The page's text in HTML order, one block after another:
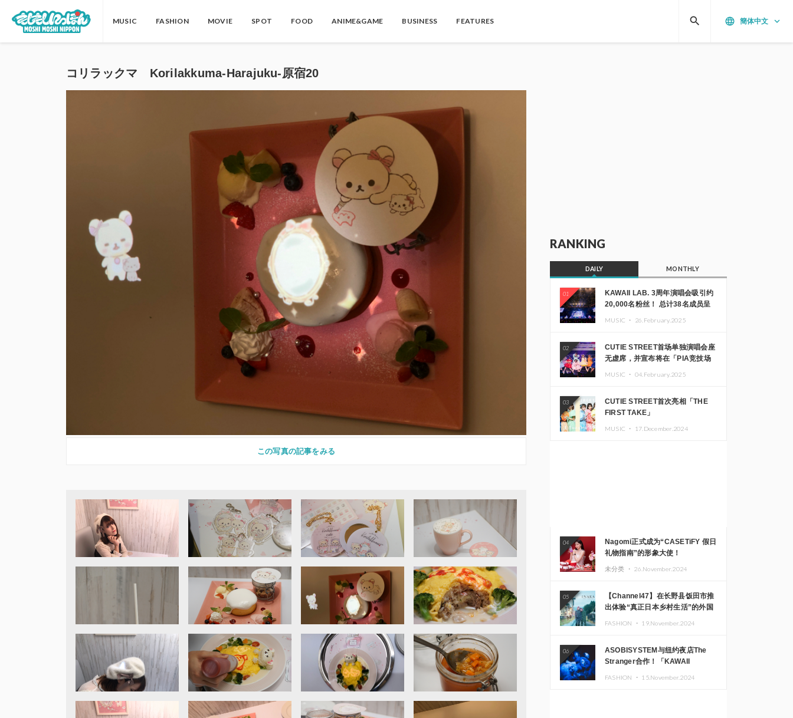
MUSIC FASHION MOVIE SPOT FOOD ANIME&GAME BUSINESS FEATURES language 簡体中文 keyboard_arrow_down
search
コリラックマ Korilakkuma-Harajuku-原宿20
この写真の記事をみる
RANKING
DAILY MONTHLY
01
KAWAII LAB. 3周年演唱会吸引约
20,000名粉丝！ 总计38名成员呈
MUSIC ・ 26.February.2025
02
CUTIE STREET首场单独演唱会座
无虚席，并宣布将在「PIA竞技场
MUSIC ・ 04.February.2025
03
CUTIE STREET首次亮相「THE
FIRST TAKE」
MUSIC ・ 17.December.2024
04
Nagomi正式成为“CASETiFY 假日
礼物指南”的形象大使！
未分类 ・ 26.November.2024
05
【Channel47】在长野县饭田市推
出体验“真正日本乡村生活”的外国
FASHION ・ 19.November.2024
06
ASOBISYSTEM与纽约夜店The
Stranger合作！「KAWAII
FASHION ・ 15.November.2024